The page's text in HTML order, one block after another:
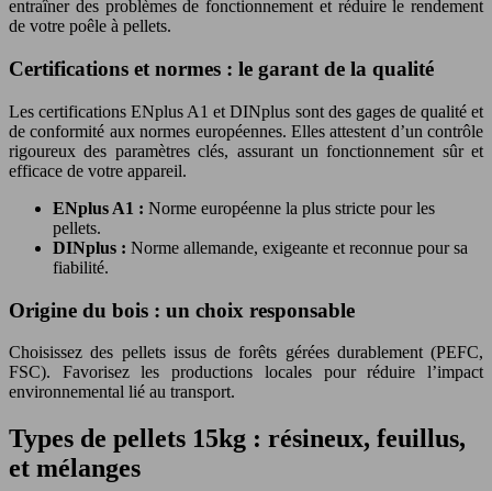
entraîner des problèmes de fonctionnement et réduire le rendement
de votre poêle à pellets.
Certifications et normes : le garant de la qualité
Les certifications ENplus A1 et DINplus sont des gages de qualité et
de conformité aux normes européennes. Elles attestent d’un contrôle
rigoureux des paramètres clés, assurant un fonctionnement sûr et
efficace de votre appareil.
ENplus A1 : Norme européenne la plus stricte pour les
pellets.
DINplus : Norme allemande, exigeante et reconnue pour sa
fiabilité.
Origine du bois : un choix responsable
Choisissez des pellets issus de forêts gérées durablement (PEFC,
FSC). Favorisez les productions locales pour réduire l’impact
environnemental lié au transport.
Types de pellets 15kg : résineux, feuillus,
et mélanges